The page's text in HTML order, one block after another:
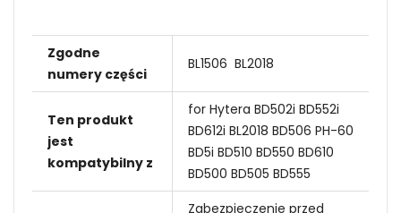
Zgodne
numery części
BL1506 BL2018
Ten produkt
jest
kompatybilny z
for Hytera BD502i BD552i
BD612i BL2018 BD506 PH-60
BD5i BD510 BD550 BD610
BD500 BD505 BD555
Zabezpieczenie przed